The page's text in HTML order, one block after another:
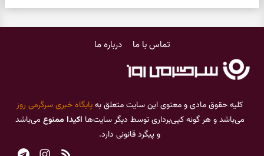
تماس با ما درباره ما
کلیه حقوق مادی و معنوی این سایت متعلق بهپایگاه خبری سرگرمی روز
می‌باشد و هر گونه کپی‌برداری توسط دیگر سایت‌ها اکیدا ممنوع می‌باشد
و پیگرد قانونی دارد.